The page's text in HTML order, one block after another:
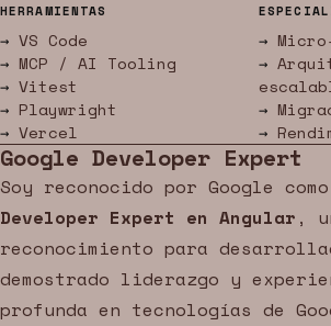
HERRAMIENTAS
VS Code
MCP / AI Tooling
Vitest
Playwright
Vercel
Google Developer Expert
Soy reconocido por Google como
Developer Expert en Angular ,
reconocimiento para
demostrado liderazgo y
profunda en tecnologías de